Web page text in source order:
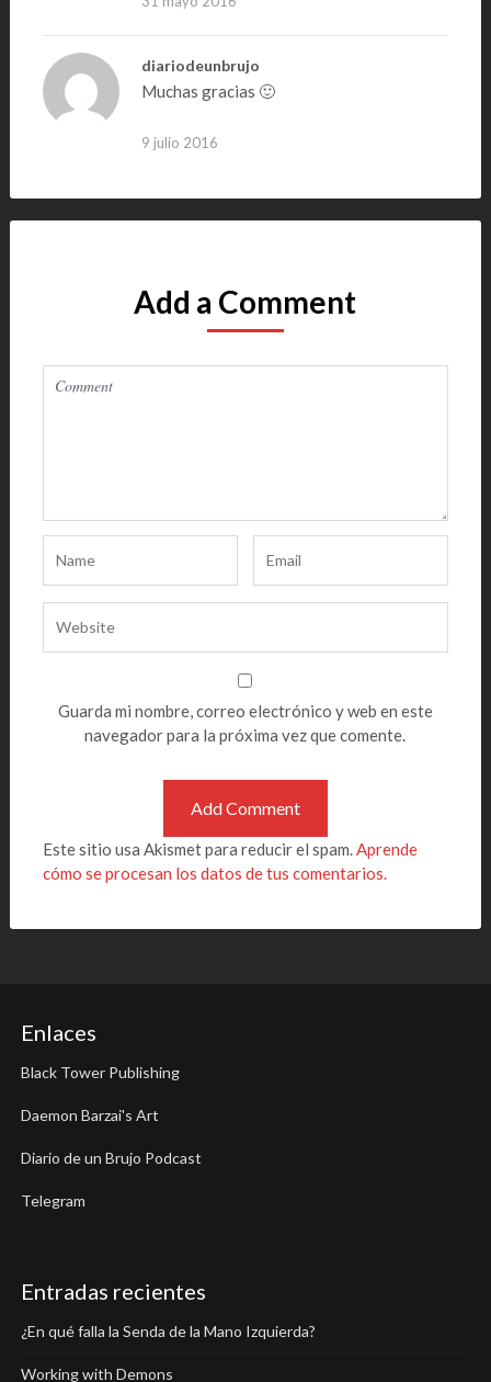
diariodeunbrujo
Muchas gracias 🙂
9 julio 2016
Add a Comment
Guarda mi nombre, correo electrónico y web en este
navegador para la próxima vez que comente.
Este sitio usa Akismet para reducir el spam.Aprende
cómo se procesan los datos de tus comentarios.
Enlaces
Black Tower Publishing
Daemon Barzai's Art
Diario de un Brujo Podcast
Telegram
Entradas recientes
¿En qué falla la Senda de la Mano Izquierda?
Working with Demons